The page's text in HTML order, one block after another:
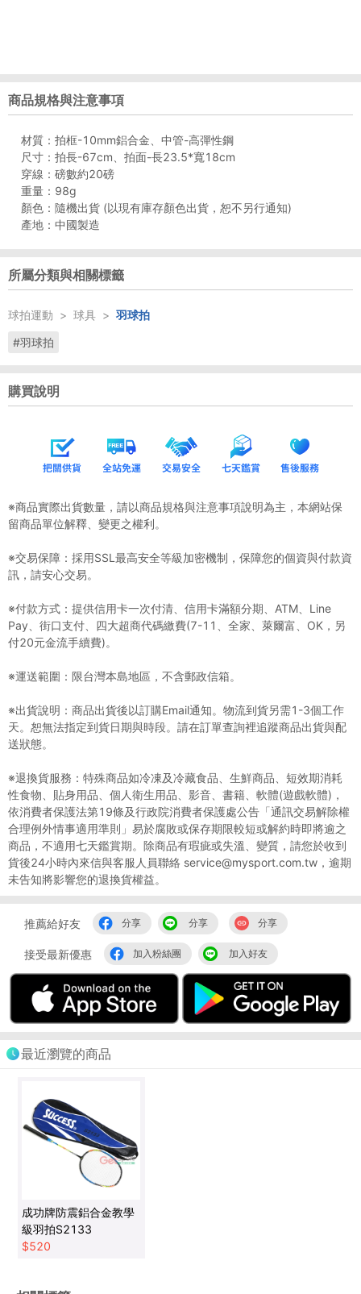
商品規格與注意事項
材質：拍框-10mm鋁合金、中管-高彈性鋼
尺寸：拍長-67cm、拍面-長23.5*寬18cm
穿線：磅數約20磅
重量：98g
顏色：隨機出貨 (以現有庫存顏色出貨，恕不另行通知)
產地：中國製造
所屬分類與相關標籤
球拍運動 > 球具 > 羽球拍
#羽球拍
購買說明
※商品實際出貨數量，請以商品規格與注意事項說明為主，本網站保
留商品單位解釋、變更之權利。
※交易保障：採用SSL最高安全等級加密機制，保障您的個資與付款資
訊，請安心交易。
※付款方式：提供信用卡一次付清、信用卡滿額分期、ATM、Line
Pay、街口支付、四大超商代碼繳費(7-11、全家、萊爾富、OK，另
付20元金流手續費)。
※運送範圍：限台灣本島地區，不含郵政信箱。
※出貨說明：商品出貨後以訂購Email通知。物流到貨另需1-3個工作
天。恕無法指定到貨日期與時段。請在訂單查詢裡追蹤商品出貨與配
送狀態。
※退換貨服務：特殊商品如冷凍及冷藏食品、生鮮商品、短效期消耗
性食物、貼身用品、個人衛生用品、影音、書籍、軟體(遊戲軟體)，
依消費者保護法第19條及行政院消費者保護處公告「通訊交易解除權
合理例外情事適用準則」易於腐敗或保存期限較短或解約時即將逾之
商品，不適用七天鑑賞期。除商品有瑕疵或失溫、變質，請您於收到
貨後24小時內來信與客服人員聯絡 service@mysport.com.tw，逾期
未告知將影響您的退換貨權益。
推薦給好友 分享 分享 分享
接受最新優惠 加入粉絲團 加入好友
最近瀏覽的商品
成功牌防震鋁合金教學
級羽拍S2133
$520